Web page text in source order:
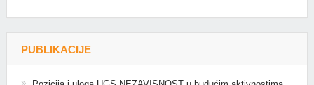
PUBLIKACIJE